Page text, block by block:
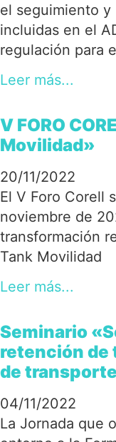
el seguimiento
incluidas en el
regulación para
Leer más...
V FORO
Movilidad»
20/11/2022
El V Foro Corell
noviembre de
transformación
Tank Movilidad
Leer más...
Seminario
retención de
de
04/11/2022
La Jornada que